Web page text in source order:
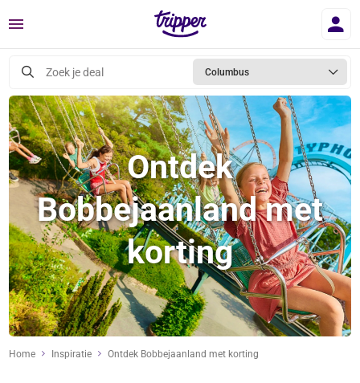
Menu
Zoek je deal Columbus
Ontdek
Bobbejaanland met
korting
Home Inspiratie Ontdek Bobbejaanland met korting